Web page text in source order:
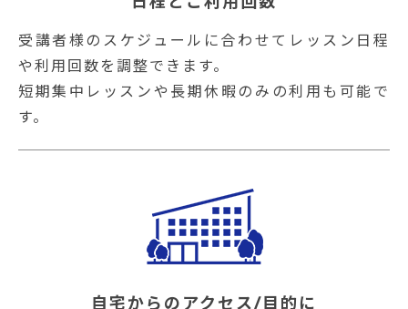
受講者様のスケジュールに合わせてレッスン日程
や利用回数を調整できます。
短期集中レッスンや長期休暇のみの利用も可能で
す。
自宅からのアクセス/目的に